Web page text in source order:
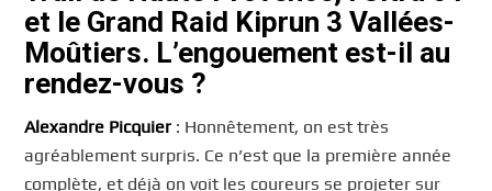
et le Grand Raid Kiprun 3 Vallées-
Moûtiers. L’engouement est-il au
rendez-vous ?
Alexandre Picquier : Honnêtement, on est très
agréablement surpris. Ce n’est que la première année
complète, et déjà on voit les coureurs se projeter sur